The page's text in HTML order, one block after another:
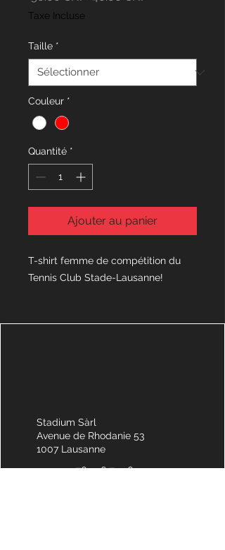
Taxe Incluse
Taille *
Couleur *
Quantité *
Ajouter au panier
T-shirt femme de compétition du
Tennis Club Stade-Lausanne!
Stadium Sàrl
Avenue de Rhodanie 53
1007 Lausanne
+41 76 556 74 56